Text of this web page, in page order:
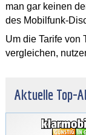
man gar keinen
des Mobilfunk-
Um die Tarife von
vergleichen,
Aktuelle Top-